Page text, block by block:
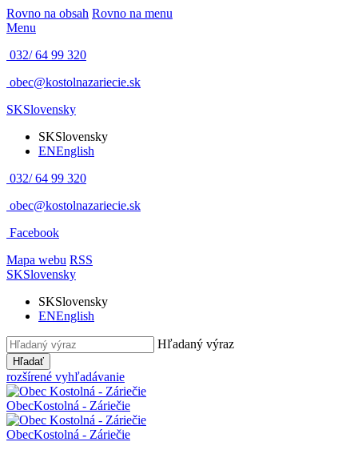
Rovno na obsah Rovno na menu
Menu
032/ 64 99 320
obec@kostolnazariecie.sk
SKSlovensky
SKSlovensky
ENEnglish
032/ 64 99 320
obec@kostolnazariecie.sk
Facebook
Mapa webu RSS
SKSlovensky
SKSlovensky
ENEnglish
Hľadaný výraz
Hľadať
rozšírené vyhľadávanie
ObecKostolná - Záriečie
ObecKostolná - Záriečie